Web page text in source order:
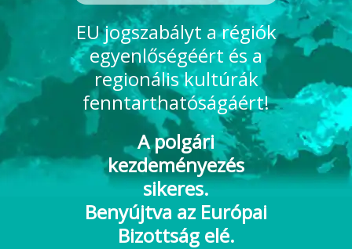
EU jogszabályt a régiók
egyenlőségéért és a
regionális kultúrák
fenntarthatóságáért!
A polgári
kezdeményezés
sikeres.
Benyújtva az Európai
Bizottság elé.